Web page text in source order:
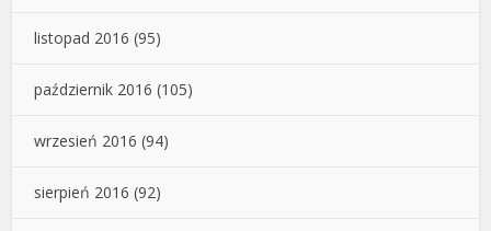
listopad 2016 (95)
październik 2016 (105)
wrzesień 2016 (94)
sierpień 2016 (92)